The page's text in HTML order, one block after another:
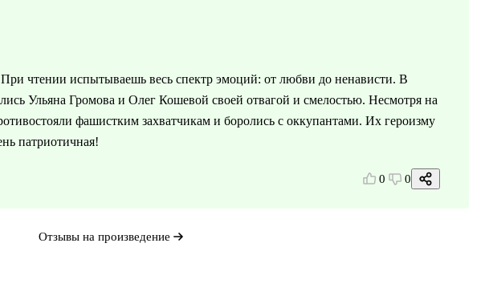
чтении испытываешь весь спектр эмоций: от любви до ненависти. В
Ульяна Громова и Олег Кошевой своей отвагой и смелостью. Несмотря на
фашистким захватчикам и боролись с оккупантами. Их героизму
патриотичная!
0 0
Отзывы на произведение